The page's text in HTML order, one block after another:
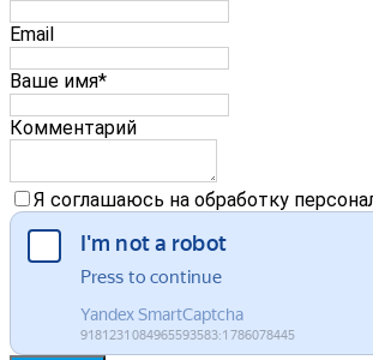
Email
Ваше имя*
Комментарий
Я соглашаюсь на обработку